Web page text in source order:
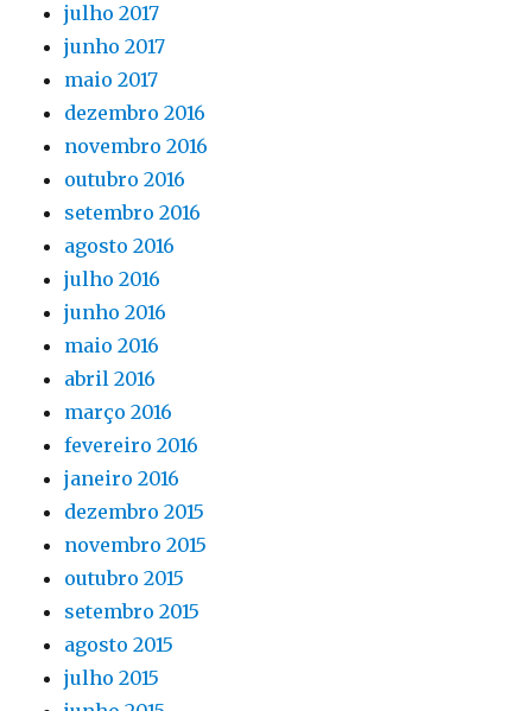
julho 2017
junho 2017
maio 2017
dezembro 2016
novembro 2016
outubro 2016
setembro 2016
agosto 2016
julho 2016
junho 2016
maio 2016
abril 2016
março 2016
fevereiro 2016
janeiro 2016
dezembro 2015
novembro 2015
outubro 2015
setembro 2015
agosto 2015
julho 2015